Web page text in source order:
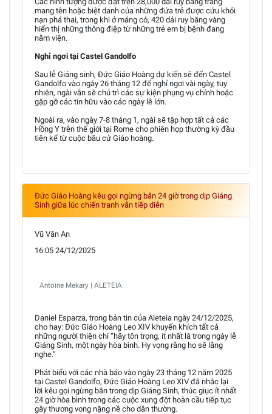
mang tên hoặc biệt danh của những đứa trẻ được cứu khỏi
nạn phá thai, trong khi ở máng cỏ, 420 dải ruy băng vàng
hiển thị những thông điệp từ những trẻ em bị bệnh đang
nằm viện.
Nghỉ ngơi tại Castel Gandolfo
Sau lễ Giáng sinh, Đức Giáo Hoàng dự kiến sẽ đến Castel
Gandolfo vào ngày 26 tháng 12 để nghỉ ngơi vài ngày, tuy
nhiên, ngài vẫn sẽ chủ trì các sự kiện phụng vụ chính hoặc
gặp gỡ các tín hữu vào các ngày lễ lớn.
Ngoài ra, vào ngày 7-8 tháng 1, ngài sẽ tập hợp tất cả các
Hồng Y trên thế giới tại Rome cho phiên họp thường kỳ đầu
tiên kể từ cuộc bầu cử Giáo hoàng.
Đức Giáo Hoàng kêu gọi ngừng bắn 24 giờ trong dịp Giáng
Sinh giữa lúc chiến tranh vẫn tiếp diễn
Vũ Văn An
16:05 24/12/2025
Antoine Mekary | ALETEIA
Daniel Esparza, trong bản tin của Aleteia ngày 24/12/2025,
cho hay: Đức Giáo Hoàng Leo XIV khuyến khích tất cả
những người thiện chí “hãy tôn trọng, ít nhất là trong ngày lễ
Giáng Sinh, một ngày hòa bình. Hy vọng rằng họ sẽ lắng
nghe.”
Phát biểu với các nhà báo vào ngày 23 tháng 12 năm 2025
tại Castel Gandolfo, Đức Giáo Hoàng Leo XIV đã nhắc lại
lời kêu gọi ngừng bắn trong dịp Giáng Sinh, thúc giục ít nhất
24 giờ hòa bình trong các cuộc xung đột hoàn cầu tiếp tục
gây thương vong nặng nề cho dân thường.